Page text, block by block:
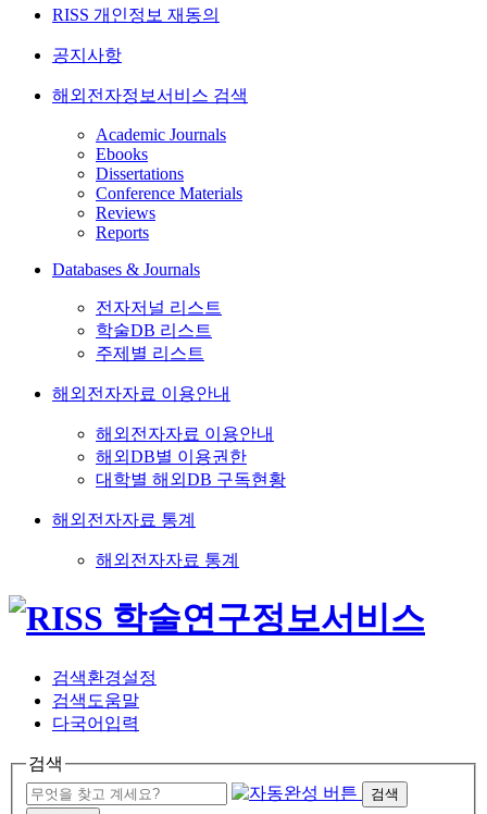
RISS 개인정보 재동의
공지사항
해외전자정보서비스 검색
Academic Journals
Ebooks
Dissertations
Conference Materials
Reviews
Reports
Databases & Journals
전자저널 리스트
학술DB 리스트
주제별 리스트
해외전자자료 이용안내
해외전자자료 이용안내
해외DB별 이용권한
대학별 해외DB 구독현황
해외전자자료 통계
해외전자자료 통계
검색환경설정
검색도움말
다국어입력
검색
검색